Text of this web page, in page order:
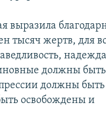
выразила
тысяч жертв, для
должны быть
должны быть
освобождены и